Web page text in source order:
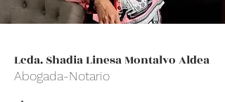
Lcda. Shadia Linesa Montalvo Aldea
Abogada-Notario